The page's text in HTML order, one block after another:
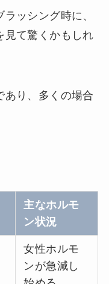
ッシング時に、
見て驚くかもしれ
あり、多くの場合
主なホルモ
ン状況
女性ホルモ
ンが急減し